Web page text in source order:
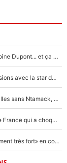
Un joueur dévoile la méthode secrète pour battre Antoine Dupont... et ça marche !
Clash avec Antoine Dupont : Un joueur réagit aux tensions avec la star du XV de France !
Matthieu Jalibert avec Antoine Dupont : Les retrouvailles sans Ntamack, «il y a eu des discussions»
«Il est complètement fou ce mec» : Le joueur du XV de France qui a choqué Matthieu Jalibert !
XV de France : Antoine Dupont impliqué dans «un moment très fort» en coulisses